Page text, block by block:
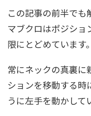
この記事の前半で
マブクロはポジショ
限にとどめています。
常にネックの真裏に
ションを移動する時
うに左手を動かして